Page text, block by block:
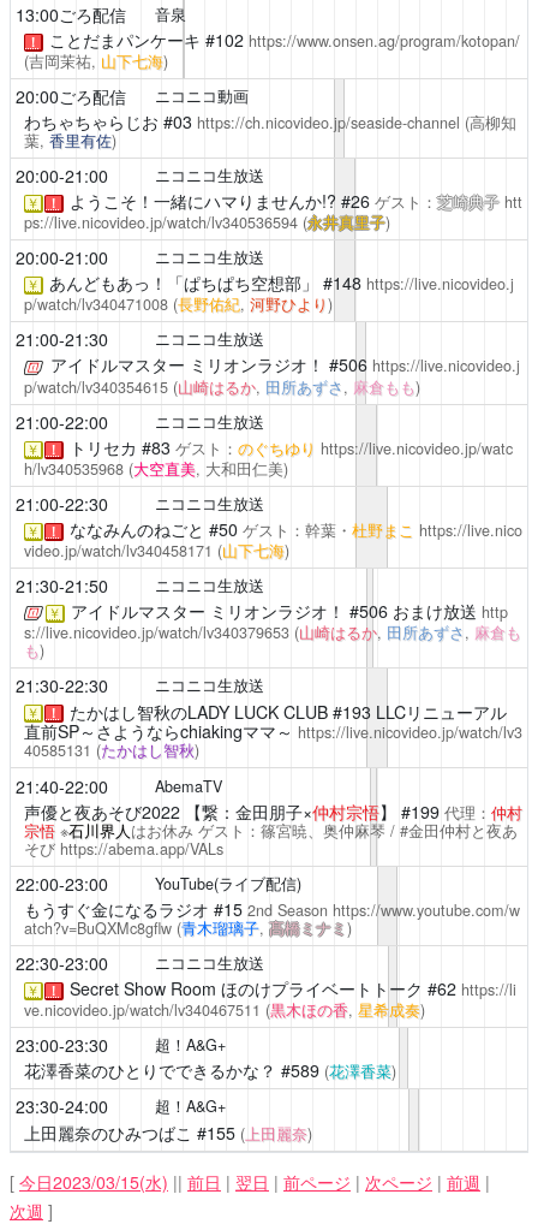
13:00ごろ配信 音泉
！ ことだまパンケーキ #102 https://www.onsen.ag/program/kotopan/
(吉岡茉祐, 山下七海)
20:00ごろ配信 ニコニコ動画
わちゃちゃらじお #03 https://ch.nicovideo.jp/seaside-channel (高柳知
葉, 香里有佐)
20:00-21:00 ニコニコ生放送
￥ ！ ようこそ！一緒にハマりませんか!? #26 ゲスト：芝崎典子 htt
ps://live.nicovideo.jp/watch/lv340536594 (永井真里子)
20:00-21:00 ニコニコ生放送
￥ あんどもあっ！「ぱちぱち空想部」 #148 https://live.nicovideo.j
p/watch/lv340471008 (長野佑紀, 河野ひより)
21:00-21:30 ニコニコ生放送
アイドルマスター ミリオンラジオ！ #506 https://live.nicovideo.j
p/watch/lv340354615 (山崎はるか, 田所あずさ, 麻倉もも)
21:00-22:00 ニコニコ生放送
￥ ！ トリセカ #83 ゲスト： のぐちゆり https://live.nicovideo.jp/watc
h/lv340535968 (大空直美, 大和田仁美)
21:00-22:30 ニコニコ生放送
￥ ！ ななみんのねごと #50 ゲスト：幹葉・ 杜野まこ https://live.nico
video.jp/watch/lv340458171 (山下七海)
21:30-21:50 ニコニコ生放送
￥ アイドルマスター ミリオンラジオ！ #506 おまけ放送 http
s://live.nicovideo.jp/watch/lv340379653 (山崎はるか, 田所あずさ, 麻倉も
も)
21:30-22:30 ニコニコ生放送
￥ ！ たかはし智秋のLADY LUCK CLUB#193 LLCリニューアル
直前SP～さようならchiakingママ～ https://live.nicovideo.jp/watch/lv3
40585131 (たかはし智秋)
21:40-22:00 AbemaTV
声優と夜あそび2022【繋：金田朋子×仲村宗悟】 #199 代理： 仲村
宗悟※石川界人 はお休み ゲスト：篠宮暁、奥仲麻琴 / #金田仲村と夜あ
そび https://abema.app/VALs
22:00-23:00 YouTube(ライブ配信)
もうすぐ金になるラジオ #15 2nd Season https://www.youtube.com/w
atch?v=BuQXMc8gflw (青木瑠璃子,髙橋ミナミ)
22:30-23:00 ニコニコ生放送
￥ ！ Secret Show Room ほのけプライベートトーク #62 https://li
ve.nicovideo.jp/watch/lv340467511 (黒木ほの香, 星希成奏)
23:00-23:30 超！A&G+
花澤香菜のひとりでできるかな？ #589 (花澤香菜)
23:30-24:00 超！A&G+
上田麗奈のひみつばこ #155 (上田麗奈)
[ 今日2023/03/15(水) || 前日 | 翌日 | 前ページ | 次ページ | 前週 |
次週 ]